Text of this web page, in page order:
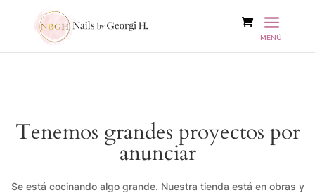
Tenemos grandes proyectos por
anunciar
Se está cocinando algo grande. Nuestra tienda está en obras y